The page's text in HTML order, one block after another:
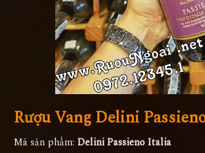
Rượu Vang Delini
Mã sản phẩm: Delini Passieno Italia